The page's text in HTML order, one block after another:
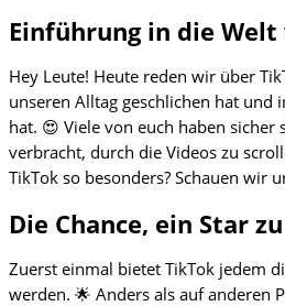
Einführung in die
Hey Leute! Heute reden wir über
unseren Alltag geschlichen hat und
hat. 😍 Viele von euch haben sicher
verbracht, durch die Videos zu
TikTok so besonders? Schauen wir
Die Chance, ein Star
Zuerst einmal bietet TikTok jedem
werden. 🌟 Anders als auf anderen